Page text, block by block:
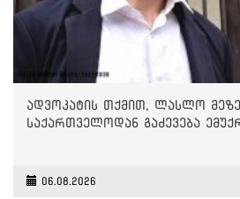
ადვოკატის თქმით, ლასლო
საქართველოდან გაძევება
06.08.2026